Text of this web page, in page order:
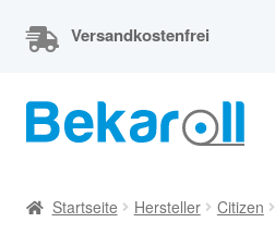
Versandkostenfrei
Zur
Navigation
Zum
Inhalt
Startseite Hersteller Citizen